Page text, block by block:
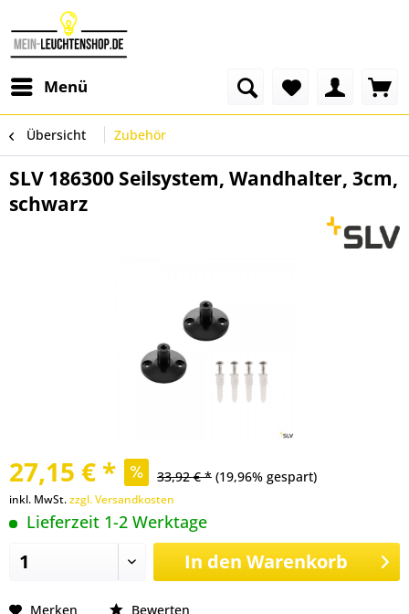
Menü
Übersicht Zubehör
SLV 186300 Seilsystem, Wandhalter, 3cm,
schwarz
27,15 € * 33,92 € * (19,96% gespart)
inkl. MwSt.zzgl. Versandkosten
Lieferzeit 1-2 Werktage
In den Warenkorb
Merken Bewerten